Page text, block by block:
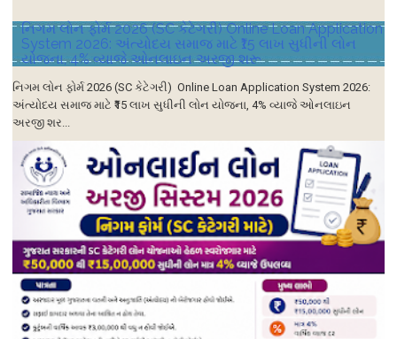
નિગમ લોન ફોર્મ 2026 (SC કેટેગરી) Online Loan Application
System 2026: અંત્યોદય સમાજ માટે ₹15 લાખ સુધીની લોન
યોજના, 4% વ્યાજે ઓનલાઇન અરજી શરૂ
નિગમ લોન ફોર્મ 2026 (SC કેટેગરી) Online Loan Application System 2026:
અંત્યોદય સમાજ માટે ₹15 લાખ સુધીની લોન યોજના, 4% વ્યાજે ઓનલાઇન
અરજી શર...